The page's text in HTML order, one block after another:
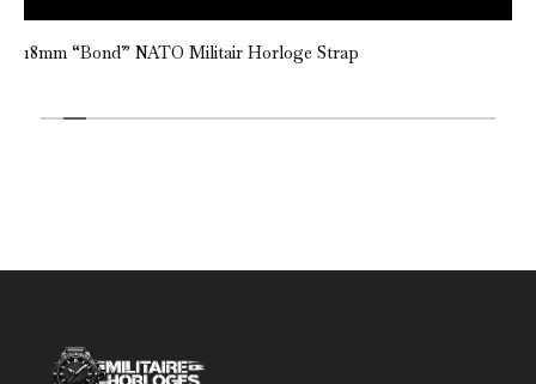
18mm “Bond” NATO Militair Horloge Strap